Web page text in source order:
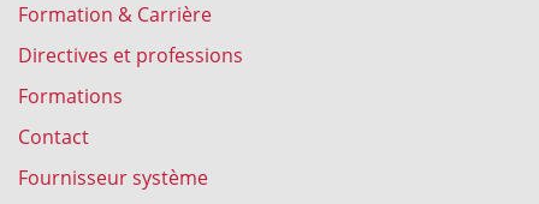
Formation & Carrière
Directives et professions
Formations
Contact
Fournisseur système